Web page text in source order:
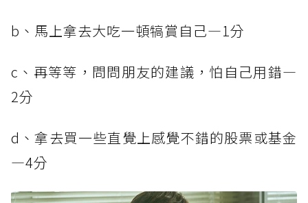
b、馬上拿去大吃一頓犒賞自己—1分
c、再等等，問問朋友的建議，怕自己用錯—
2分
d、拿去買一些直覺上感覺不錯的股票或基金
—4分